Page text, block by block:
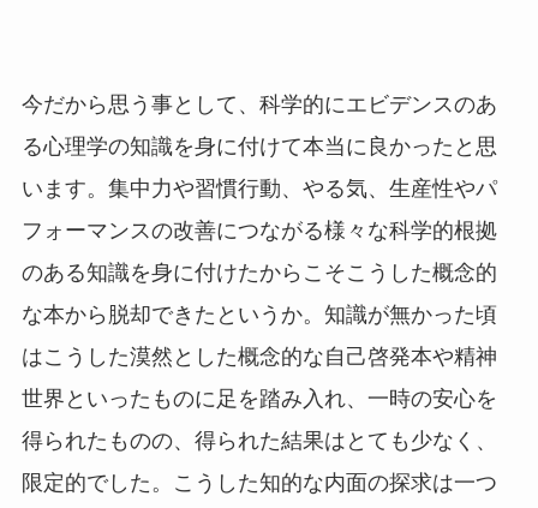
今だから思う事として、科学的にエビデンスのあ
る心理学の知識を身に付けて本当に良かったと思
います。集中力や習慣行動、やる気、生産性やパ
フォーマンスの改善につながる様々な科学的根拠
のある知識を身に付けたからこそこうした概念的
な本から脱却できたというか。知識が無かった頃
はこうした漠然とした概念的な自己啓発本や精神
世界といったものに足を踏み入れ、一時の安心を
得られたものの、得られた結果はとても少なく、
限定的でした。こうした知的な内面の探求は一つ